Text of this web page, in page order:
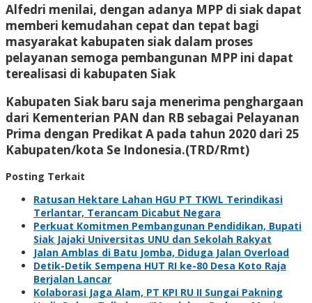
Alfedri menilai, dengan adanya MPP di siak dapat
memberi kemudahan cepat dan tepat bagi
masyarakat kabupaten siak dalam proses
pelayanan semoga pembangunan MPP ini dapat
terealisasi di kabupaten Siak
Kabupaten Siak baru saja menerima penghargaan
dari Kementerian PAN dan RB sebagai Pelayanan
Prima dengan Predikat A pada tahun 2020 dari 25
Kabupaten/kota Se Indonesia.(TRD/Rmt)
Posting Terkait
Ratusan Hektare Lahan HGU PT TKWL Terindikasi
Terlantar, Terancam Dicabut Negara
Perkuat Komitmen Pembangunan Pendidikan, Bupati
Siak Jajaki Universitas UNU dan Sekolah Rakyat
Jalan Amblas di Batu Jomba, Diduga Jalan Overload
Detik-Detik Sempena HUT RI ke-80 Desa Koto Raja
Berjalan Lancar
Kolaborasi Jaga Alam, PT KPI RU II Sungai Pakning